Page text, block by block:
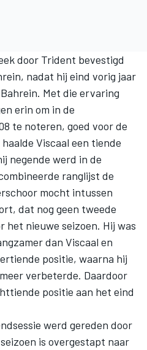
door Trident bevestigd
nadat hij eind vorig jaar
Met die ervaring
erin om in de
te noteren, goed voor de
Viscaal een tiende
negende werd in de
ranglijst de
mocht intussen
dat nog geen tweede
nieuwe seizoen. Hij was
dan Viscaal en
positie, waarna hij
verbeterde. Daardoor
positie aan het eind
werd gereden door
is overgestapt naar